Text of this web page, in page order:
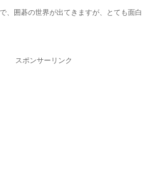
、囲碁の世界が出てきますが、とても面白
スポンサーリンク